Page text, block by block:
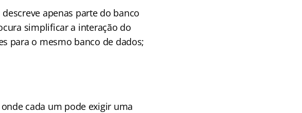
apenas parte do banco
simplificar a interação do
para o mesmo banco de dados;
cada um pode exigir uma